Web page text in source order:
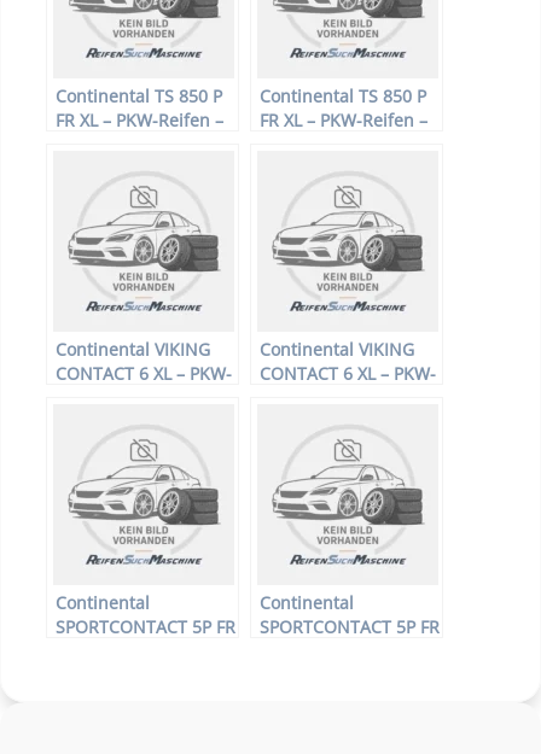
Continental TS 850 P
FR XL – PKW-Reifen –
Winterreifen
Continental TS 850 P
FR XL – PKW-Reifen –
Winterreifen
Continental VIKING
CONTACT 6 XL – PKW-
86T – Winterreifen
Continental VIKING
CONTACT 6 XL – PKW-
92T – Winterreifen
Continental
SPORTCONTACT 5P FR
Continental
SPORTCONTACT 5P FR